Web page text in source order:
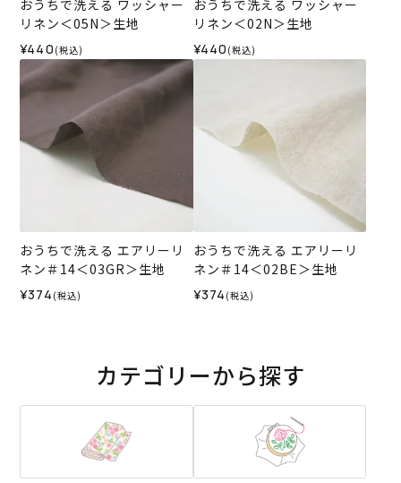
おうちで洗える ワッシャー
リネン＜05N＞生地
¥440 (税込)
おうちで洗える ワッシャー
リネン＜02N＞生地
¥440 (税込)
おうちで洗える エアリーリ
ネン＃14＜03GR＞生地
¥374 (税込)
おうちで洗える エアリーリ
ネン＃14＜02BE＞生地
¥374 (税込)
カテゴリーから探す